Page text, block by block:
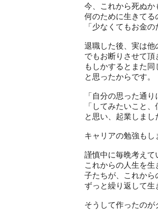
今、これから死ぬか
何のために生きてる
「少なくてもお金
退職した後、実は他
でもお断りさせて頂
もしかするとまた同
と思ったからです。
「自分の思った通り
「してみたいこと
と思い、起業しまし
キャリアの勉強もし
謹慎中に毎晩考えて
これからの人生を
子たちが、これから
ずっと繰り返して生
そうして作ったのが